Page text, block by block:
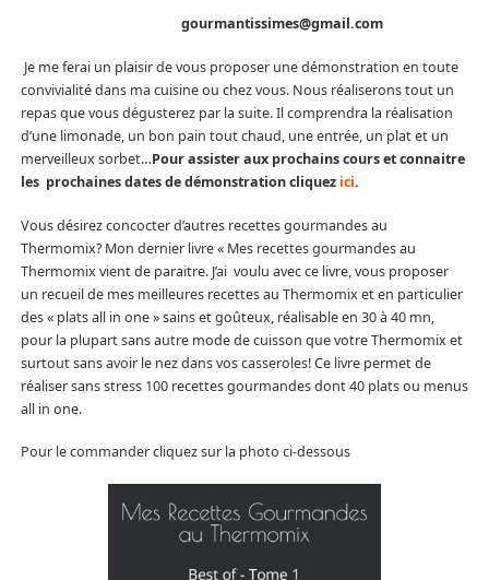
gourmantissimes@gmail.com
Je me ferai un plaisir de vous proposer une démonstration en toute
convivialité dans ma cuisine ou chez vous. Nous réaliserons tout un
repas que vous dégusterez par la suite. Il comprendra la réalisation
d’une limonade, un bon pain tout chaud, une entrée, un plat et un
merveilleux sorbet…Pour assister aux prochains cours et connaitre
les prochaines dates de démonstration cliquez ici.
Vous désirez concocter d’autres recettes gourmandes au
Thermomix? Mon dernier livre « Mes recettes gourmandes au
Thermomix vient de paraitre. J’ai voulu avec ce livre, vous proposer
un recueil de mes meilleures recettes au Thermomix et en particulier
des « plats all in one » sains et goûteux, réalisable en 30 à 40 mn,
pour la plupart sans autre mode de cuisson que votre Thermomix et
surtout sans avoir le nez dans vos casseroles! Ce livre permet de
réaliser sans stress 100 recettes gourmandes dont 40 plats ou menus
all in one.
Pour le commander cliquez sur la photo ci-dessous